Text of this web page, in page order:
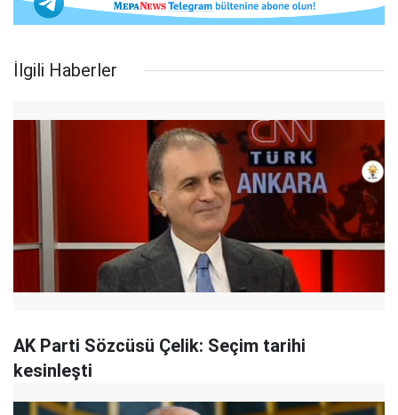
İlgili Haberler
AK Parti Sözcüsü Çelik: Seçim tarihi
kesinleşti